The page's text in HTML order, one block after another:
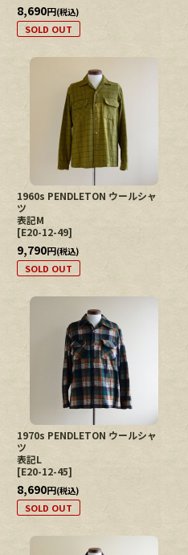
8,690円(税込)
SOLD OUT
1960s PENDLETON ウールシャ
ツ
表記M
[E20-12-49]
9,790円(税込)
SOLD OUT
1970s PENDLETON ウールシャ
ツ
表記L
[E20-12-45]
8,690円(税込)
SOLD OUT